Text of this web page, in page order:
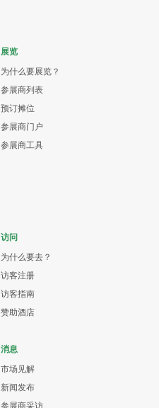
展览
为什么要展览？
参展商列表
预订摊位
参展商门户
参展商工具
访问
为什么要去？
访客注册
访客指南
赞助酒店
消息
市场见解
新闻发布